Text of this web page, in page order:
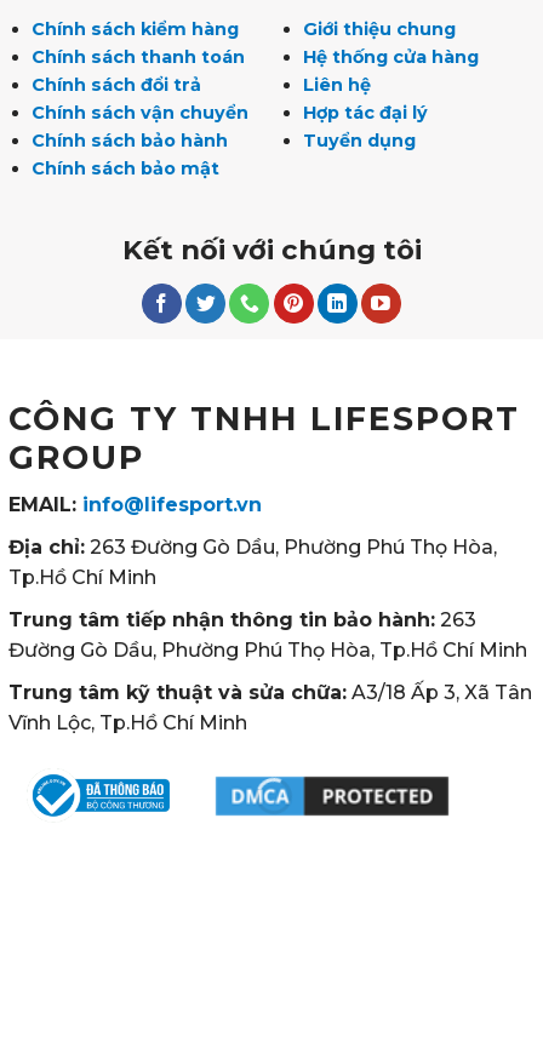
Chính sách kiểm hàng
Chính sách thanh toán
Chính sách đổi trả
Chính sách vận chuyển
Chính sách bảo hành
Chính sách bảo mật
Giới thiệu chung
Hệ thống cửa hàng
Liên hệ
Hợp tác đại lý
Tuyển dụng
Kết nối với chúng tôi
CÔNG TY TNHH LIFESPORT
GROUP
EMAIL: info@lifesport.vn
Địa chỉ: 263 Đường Gò Dầu, Phường Phú Thọ Hòa,
Tp.Hồ Chí Minh
Trung tâm tiếp nhận thông tin bảo hành: 263
Đường Gò Dầu, Phường Phú Thọ Hòa, Tp.Hồ Chí Minh
Trung tâm kỹ thuật và sửa chữa: A3/18 Ấp 3, Xã Tân
Vĩnh Lộc, Tp.Hồ Chí Minh